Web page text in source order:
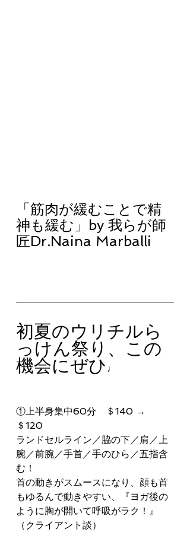
「筋肉が緩むことで精
神も緩む」by 我らが師
匠Dr.Naina Marballi
初夏のウリチルら
っけん祭り、この
機会にぜひ ♩
①上半身集中60分　＄140 →
＄120
ランドセルライン／脇の下／肩／上
腕／前腕／手首／手のひら／五指含
む！
首の動きがスムースになり、顔も首
もゆるんで動きやすい、『ヨガ後の
ように胸が開いて呼吸がラク！』
（クライアント談）